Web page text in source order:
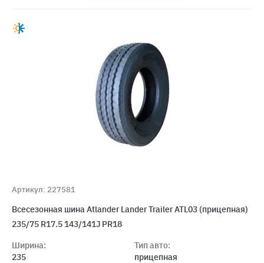
Артикул: 227581
Всесезонная шина Atlander Lander Trailer ATL03 (прицепная)
235/75 R17.5 143/141J PR18
Ширина:
235
Тип авто:
прицепная